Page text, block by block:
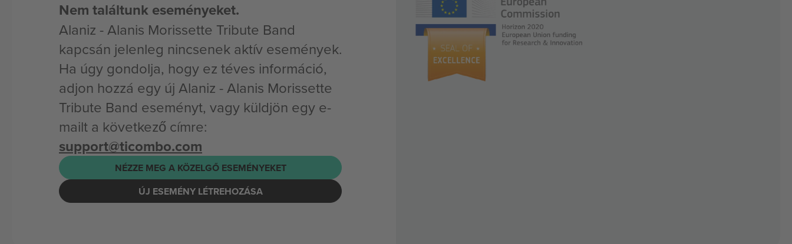
Nem találtunk eseményeket.
Alaniz - Alanis Morissette Tribute Band
kapcsán jelenleg nincsenek aktív események.
Ha úgy gondolja, hogy ez téves információ,
adjon hozzá egy új Alaniz - Alanis Morissette
Tribute Band eseményt, vagy küldjön egy e-
mailt a következő címre:
support@ticombo.com
NÉZZE MEG A KÖZELGŐ ESEMÉNYEKET
ÚJ ESEMÉNY LÉTREHOZÁSA